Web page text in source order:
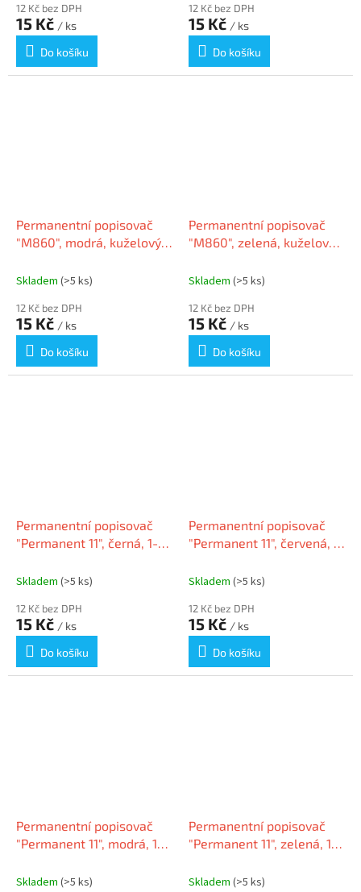
12 Kč bez DPH
15 Kč / ks
Do košíku
12 Kč bez DPH
15 Kč / ks
Do košíku
Permanentní popisovač
"M860", modrá, kuželový
Skladem (>5 ks)
12 Kč bez DPH
15 Kč / ks
Do košíku
Permanentní popisovač
"M860", zelená, kuželový
Skladem (>5 ks)
12 Kč bez DPH
15 Kč / ks
Do košíku
Permanentní popisovač
"Permanent 11", černá, 1-
Skladem (>5 ks)
12 Kč bez DPH
15 Kč / ks
Do košíku
Permanentní popisovač
"Permanent 11", červená, 1-
Skladem (>5 ks)
12 Kč bez DPH
15 Kč / ks
Do košíku
Permanentní popisovač
"Permanent 11", modrá, 1-
Skladem (>5 ks)
Permanentní popisovač
"Permanent 11", zelená, 1-
Skladem (>5 ks)